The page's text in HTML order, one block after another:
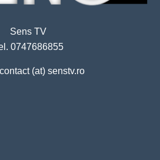
Sens TV
0747686855
(at) senstv.ro